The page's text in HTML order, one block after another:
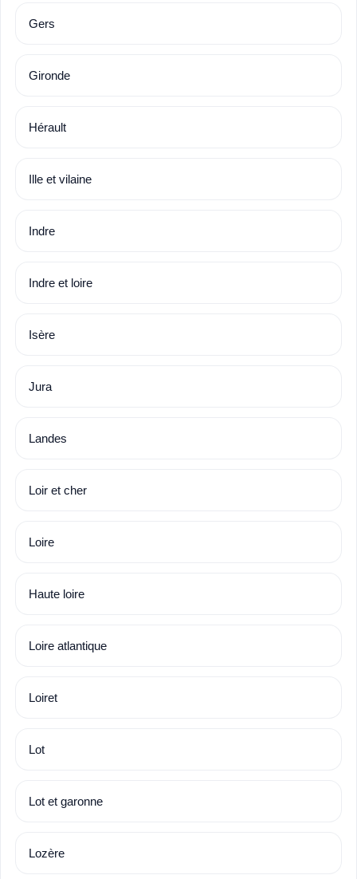
Gers
Gironde
Hérault
Ille et vilaine
Indre
Indre et loire
Isère
Jura
Landes
Loir et cher
Loire
Haute loire
Loire atlantique
Loiret
Lot
Lot et garonne
Lozère